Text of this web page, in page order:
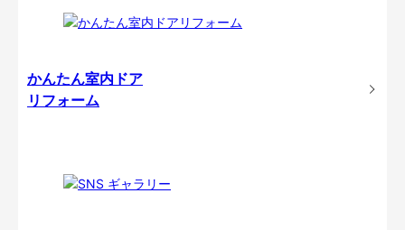
かんたん室内ドア
リフォーム